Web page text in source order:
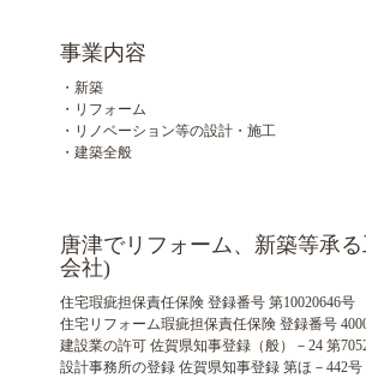
事業内容
・新築
・リフォーム
・リノベーション等の設計・施工
・建築全般
唐津でリフォーム、新築等承
会社)
住宅瑕疵担保責任保険 登録番号 第10020646号
住宅リフォーム瑕疵担保責任保険 登録番号
建設業の許可 佐賀県知事登録（般）－24 第
設計事務所の登録 佐賀県知事登録 第ほ－442